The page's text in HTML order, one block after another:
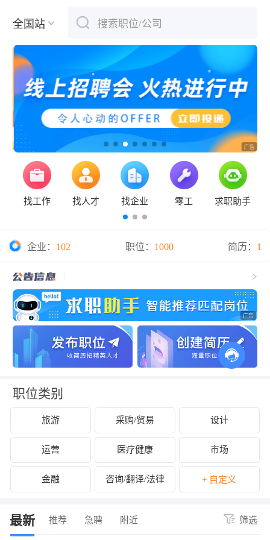
全国站 搜索职位/公司
下拉刷新
找工作 找人才 找企业 零工 求职助手
企业： 102 职位： 1000 简历： 1
职位类别
旅游 采购/贸易 设计
运营 医疗健康 市场
金融 咨询/翻译/法律 + 自定义
最新 推荐 急聘 附近 筛选